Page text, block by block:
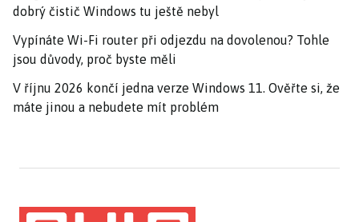
dobrý čistič Windows tu ještě nebyl
Vypínáte Wi-Fi router při odjezdu na dovolenou? Tohle
jsou důvody, proč byste měli
V říjnu 2026 končí jedna verze Windows 11. Ověřte si, že
máte jinou a nebudete mít problém